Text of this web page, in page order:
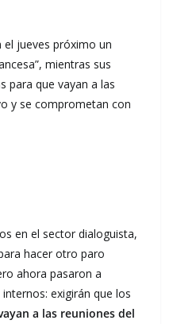
el jueves próximo un
mientras sus
para que vayan a las
y se comprometan con
en el sector dialoguista,
hacer otro paro
ahora pasaron a
exigirán que los
a las reuniones del